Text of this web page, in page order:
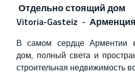
Отдельно стоящий дом
Vitoria-Gasteiz - Арменция
В самом сердце Арментии
дом, полный света и
строительная недвижимость